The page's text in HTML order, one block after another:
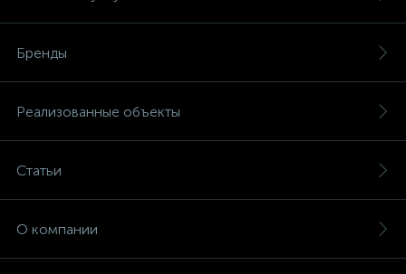
Бренды
Реализованные объекты
Статьи
О компании